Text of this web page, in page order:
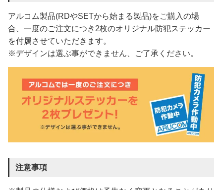
アルコム製品(RDやSETから始まる製品)をご購入の場
合、一度のご注文につき2枚のオリジナル防犯ステッカー
を付属させていただきます。
※デザインは選ぶ事ができません、ご了承ください。
注意事項